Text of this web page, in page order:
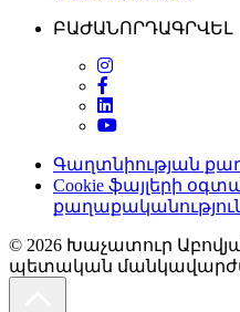
ԲԱԺԱՆՈՐԴԱԳՐՎԵԼ
Գաղտնիության
Cookie ֆայլերի
© 2026 Խաչատուր
պետական